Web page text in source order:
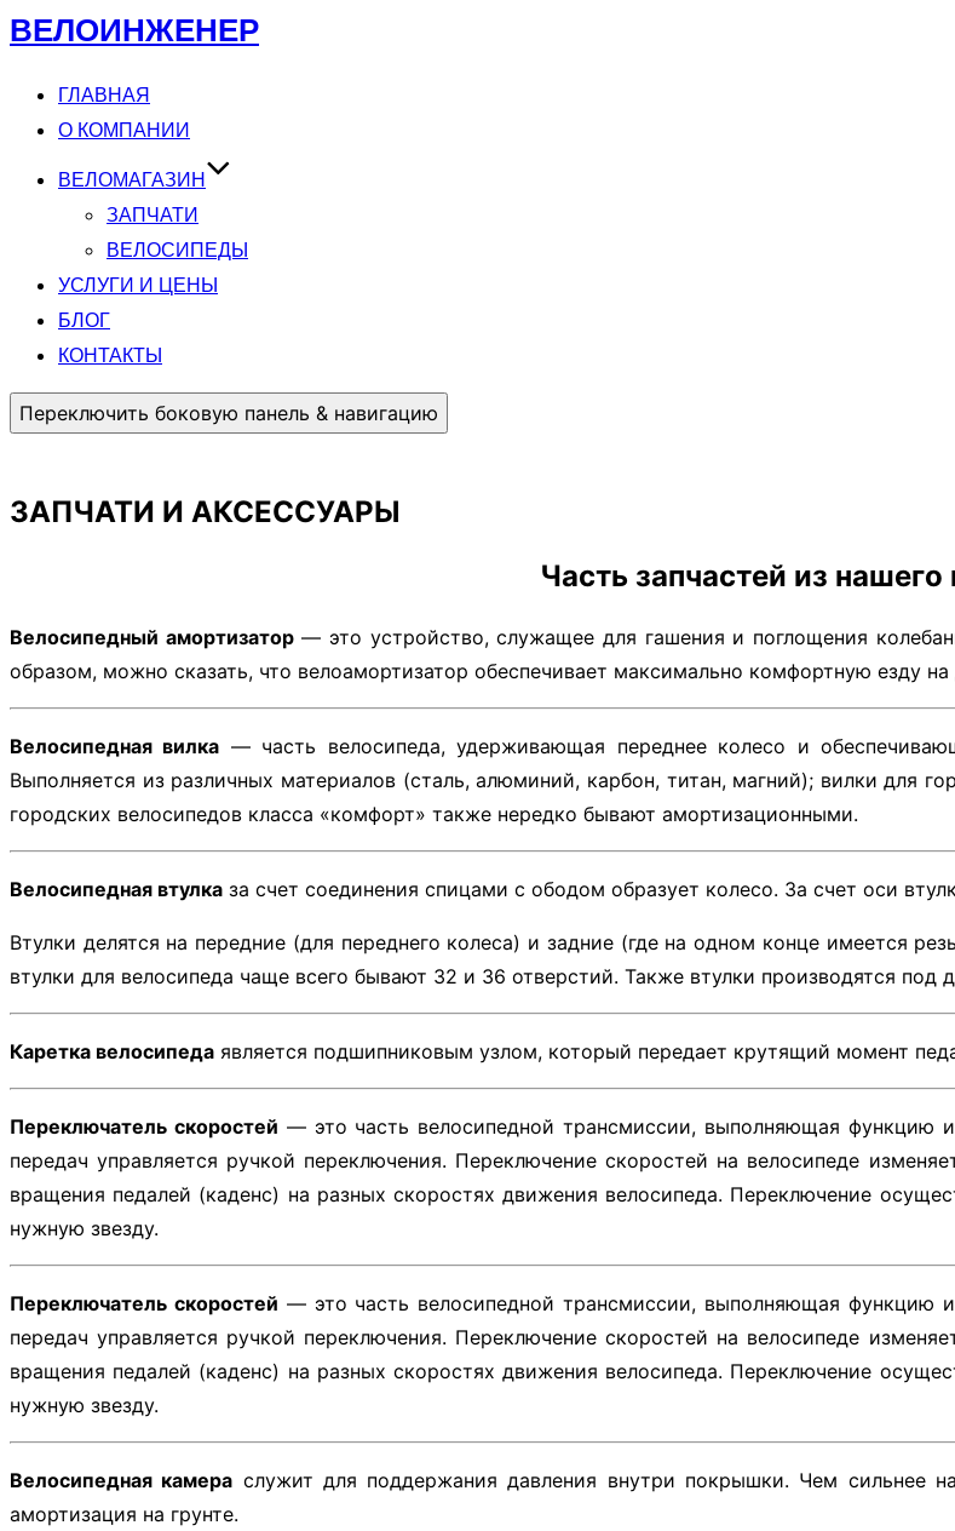
ВЕЛОИНЖЕНЕР
ГЛАВНАЯ
О КОМПАНИИ
ВЕЛОМАГАЗИН
ЗАПЧАТИ
ВЕЛОСИПЕДЫ
УСЛУГИ И ЦЕНЫ
БЛОГ
КОНТАКТЫ
Переключить боковую панель & навигацию
ЗАПЧАТИ И АКСЕССУАРЫ
Часть запчастей из нашего
Велосипедный амортизатор— это устройство, служащее для гашения и поглощения
образом, можно сказать, что велоамортизатор обеспечивает максимально комфортную езду
Велосипедная вилка — часть велосипеда, удерживающая переднее колесо и
Выполняется из различных материалов (сталь, алюминий, карбон, титан, магний); вилки для
городских велосипедов класса «комфорт» также нередко бывают амортизационными.
Велосипедная втулка за счет соединения спицами с ободом образует колесо. За счет оси
Втулки делятся на передние (для переднего колеса) и задние (где на одном конце имеется
втулки для велосипеда чаще всего бывают 32 и 36 отверстий. Также втулки производятся
Каретка велосипеда является подшипниковым узлом, который передает крутящий момент
Переключатель скоростей — это часть велосипедной трансмиссии, выполняющая функцию
передач управляется ручкой переключения. Переключение скоростей на велосипеде
вращения педалей (каденс) на разных скоростях движения велосипеда. Переключение
нужную звезду.
Переключатель скоростей — это часть велосипедной трансмиссии, выполняющая функцию
передач управляется ручкой переключения. Переключение скоростей на велосипеде
вращения педалей (каденс) на разных скоростях движения велосипеда. Переключение
нужную звезду.
Велосипедная камера служит для поддержания давления внутри покрышки. Чем сильнее
амортизация на грунте.